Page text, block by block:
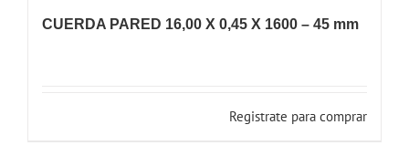
CUERDA PARED 16,00 X 0,45 X 1600 – 45 mm
Registrate para comprar